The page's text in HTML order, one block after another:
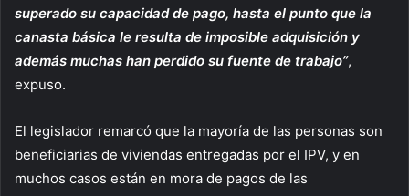
superado su capacidad de pago, hasta el punto que la
canasta básica le resulta de imposible adquisición y
además muchas han perdido su fuente de trabajo”,
expuso.
El legislador remarcó que la mayoría de las personas son
beneficiarias de viviendas entregadas por el IPV, y en
muchos casos están en mora de pagos de las